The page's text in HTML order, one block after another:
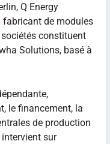
Q Energy
de modules
constituent
Solutions, basé à
le financement, la
de production
intervient sur